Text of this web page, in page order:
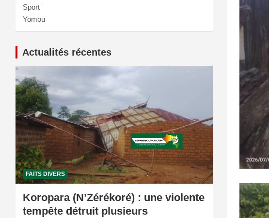
Sport
Yomou
Actualités récentes
FAITS DIVERS
Koropara (N’Zérékoré) : une violente
tempête détruit plusieurs